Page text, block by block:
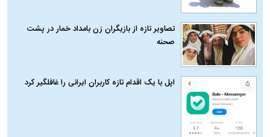
تصاویر تازه از بازیگران زن بامداد خمار در پشت
صحنه
اپل با یک اقدام تازه کاربران ایرانی را غافلگیر کرد